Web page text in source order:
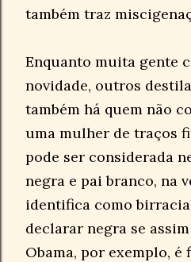
também traz
Enquanto muita gente
novidade, outros
também há quem não
uma mulher de traços
pode ser considerada
negra e pai branco, na
identifica como
declarar negra se
Obama, por exemplo, é